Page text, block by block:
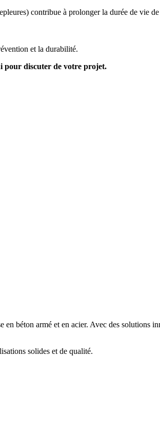
contribue à prolonger la durée de vie
et la durabilité.
pour discuter de votre projet.
béton armé et en acier. Avec des solutions
solides et de qualité.